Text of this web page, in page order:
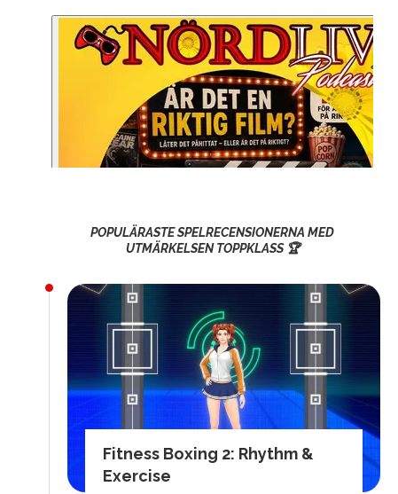
POPULÄRASTE SPELRECENSIONERNA MED
UTMÄRKELSEN TOPPKLASS 🏆
Fitness Boxing 2: Rhythm &
Exercise